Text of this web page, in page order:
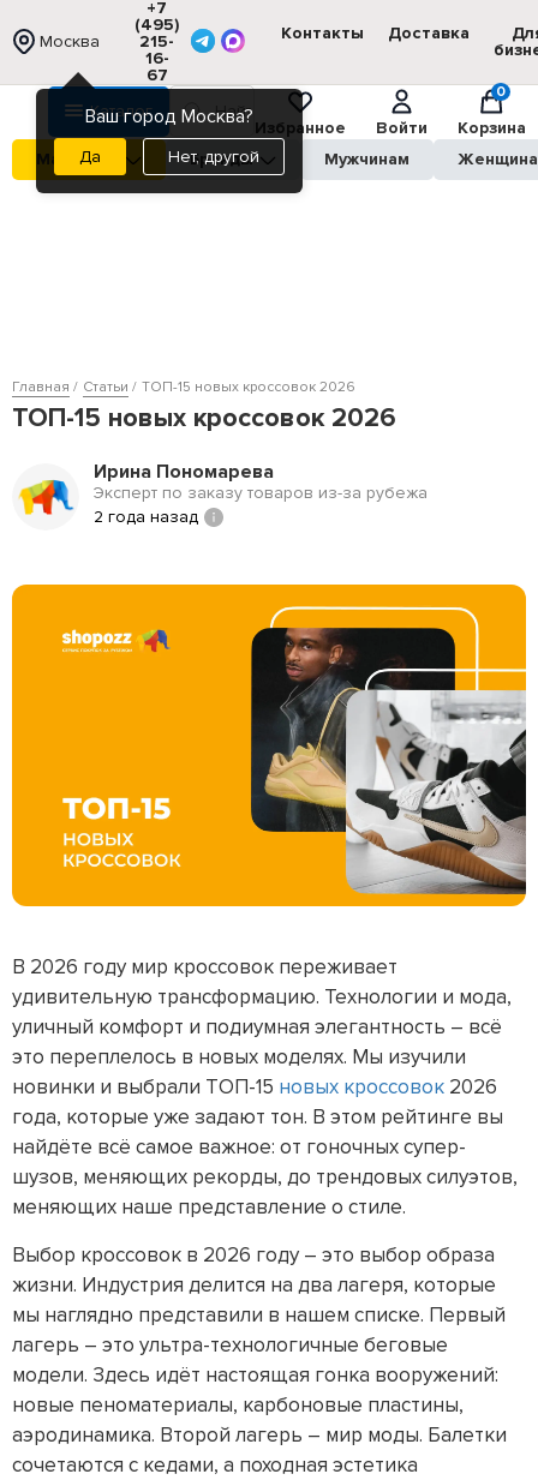
Москва
Ваш город Москва?
Нет, другой
+7
(495)
215-
16-
67
Контакты Доставка
Каталог
Избранное
Войти
0
Корзина
Магазины
Бренды Мужчинам
Главная Статьи ТОП-15 новых кроссовок 2026
ТОП-15 новых кроссовок 2026
Ирина Пономарева
Эксперт по заказу товаров из-за рубежа
2 года назад
В 2026 году мир кроссовок переживает
удивительную трансформацию. Технологии и мода,
уличный комфорт и подиумная элегантность – всё
это переплелось в новых моделях. Мы изучили
новинки и выбрали ТОП-15 новых кроссовок 2026
года, которые уже задают тон. В этом рейтинге вы
найдёте всё самое важное: от гоночных супер-
шузов, меняющих рекорды, до трендовых силуэтов,
меняющих наше представление о стиле.
Выбор кроссовок в 2026 году – это выбор образа
жизни. Индустрия делится на два лагеря, которые
мы наглядно представили в нашем списке. Первый
лагерь – это ультра-технологичные беговые
модели. Здесь идёт настоящая гонка вооружений:
новые пеноматериалы, карбоновые пластины,
аэродинамика. Второй лагерь – мир моды. Балетки
сочетаются с кедами, а походная эстетика